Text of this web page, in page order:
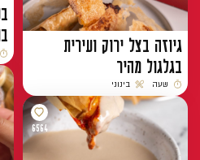
גיוזה בצל ירוק ועירית
בגלגול מהיר
זמן הכנה
שעה
רמת קושי
בינוני
6564